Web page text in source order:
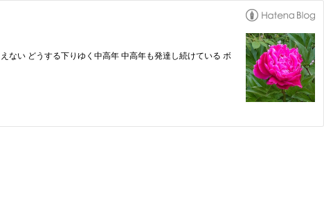
ない どうする下りゆく中高年 中高年も発達し続けている ボ